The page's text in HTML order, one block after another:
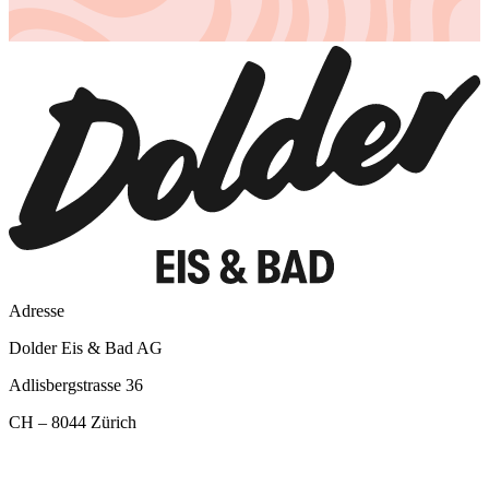
Adresse
Dolder Eis & Bad AG
Adlisbergstrasse 36
CH – 8044 Zürich